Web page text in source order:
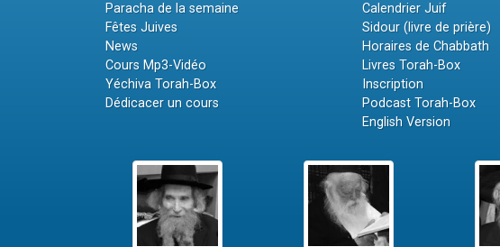
Paracha de la semaine
Fêtes Juives
News
Cours Mp3-Vidéo
Yéchiva Torah-Box
Dédicacer un cours
Calendrier Juif
Sidour (livre de prière)
Horaires de Chabbath
Livres Torah-Box
Inscription
Podcast Torah-Box
English Version